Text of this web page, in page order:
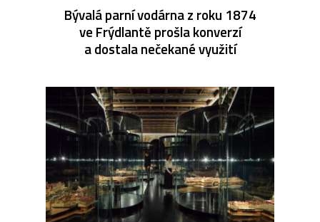
Bývalá parní vodárna z roku 1874
ve Frýdlantě prošla konverzí
a dostala nečekané využití